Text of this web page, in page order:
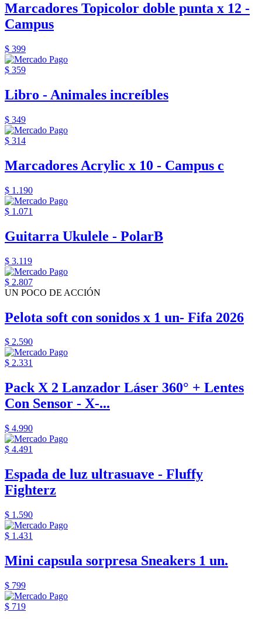
Marcadores Topicolor doble punta x 12 -
Campus
$ 399
$ 359
Libro - Animales increíbles
$ 349
$ 314
Marcadores Acrylic x 10 - Campus c
$ 1.190
$ 1.071
Guitarra Ukulele - PolarB
$ 3.119
$ 2.807
UN POCO DE ACCIÓN
Pelota soft con sonidos x 1 un- Fifa 2026
$ 2.590
$ 2.331
Pack X 2 Lanzador Láser 360° + Lentes
Con Sensor - X-...
$ 4.990
$ 4.491
Espada de luz ultrasuave - Fluffy
Fighterz
$ 1.590
$ 1.431
Mini capsula sorpresa Sneakers 1 un.
$ 799
$ 719